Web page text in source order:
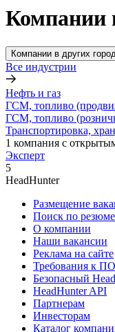
Компании
Компании в других
Все индустрии
Нефть и газ
ГСМ, топливо
ГСМ, топливо
Транспортировка,
1 компания с
Эксперт
5
HeadHunter
Размещение
Поиск по резюме
О компании
Наши вакансии
Реклама на сайте
Требования к ПО
Безопасный
HeadHunter API
Партнерам
Инвесторам
Каталог